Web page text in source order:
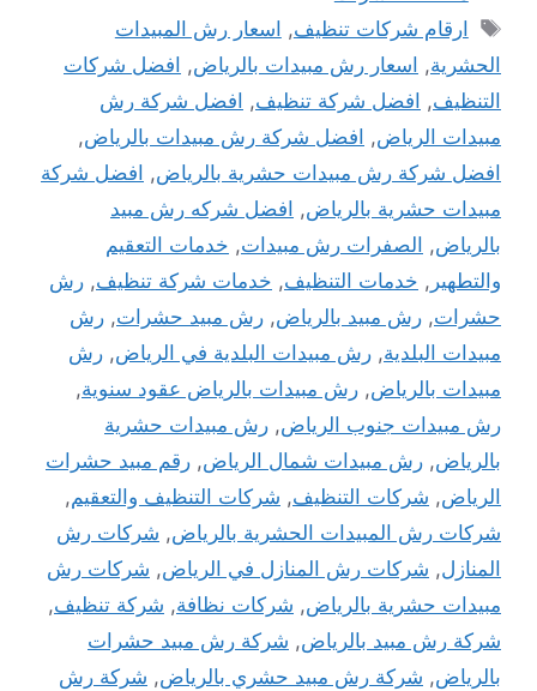
الوسوم
ارقام شركات تنظيف, اسعار رش المبيدات
الحشرية, اسعار رش مبيدات بالرياض, افضل شركات
التنظيف, افضل شركة تنظيف, افضل شركة رش
مبيدات الرياض, افضل شركة رش مبيدات بالرياض,
افضل شركة رش مبيدات حشرية بالرياض, افضل شركة
مبيدات حشرية بالرياض, افضل شركه رش مبيد
بالرياض, الصفرات رش مبيدات, خدمات التعقيم
والتطهير , خدمات التنظيف, خدمات شركة تنظيف, رش
حشرات, رش مبيد بالرياض, رش مبيد حشرات, رش
مبيدات البلدية, رش مبيدات البلدية في الرياض, رش
مبيدات بالرياض, رش مبيدات بالرياض عقود سنوية,
رش مبيدات جنوب الرياض, رش مبيدات حشرية
بالرياض, رش مبيدات شمال الرياض, رقم مبيد حشرات
الرياض, شركات التنظيف, شركات التنظيف والتعقيم,
شركات رش المبيدات الحشرية بالرياض, شركات رش
المنازل, شركات رش المنازل في الرياض, شركات رش
مبيدات حشرية بالرياض, شركات نظافة, شركة تنظيف,
شركة رش مبيد بالرياض, شركة رش مبيد حشرات
بالرياض, شركة رش مبيد حشري بالرياض, شركة رش